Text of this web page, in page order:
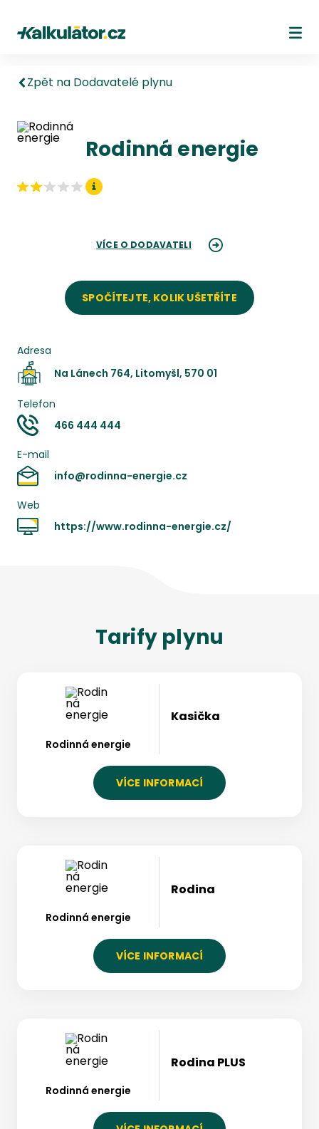
Kalkulátor.cz
Zpět na Dodavatelé plynu
Rodinná energie
VÍCE O DODAVATELI
SPOČÍTEJTE, KOLIK UŠETŘÍTE
Adresa
Na Lánech 764, Litomyšl, 570 01
Telefon
466 444 444
E-mail
info@rodinna-energie.cz
Web
https://www.rodinna-energie.cz/
Tarify plynu
Rodinná energie
Kasička
VÍCE INFORMACÍ
Rodinná energie
Rodina
VÍCE INFORMACÍ
Rodinná energie
Rodina PLUS